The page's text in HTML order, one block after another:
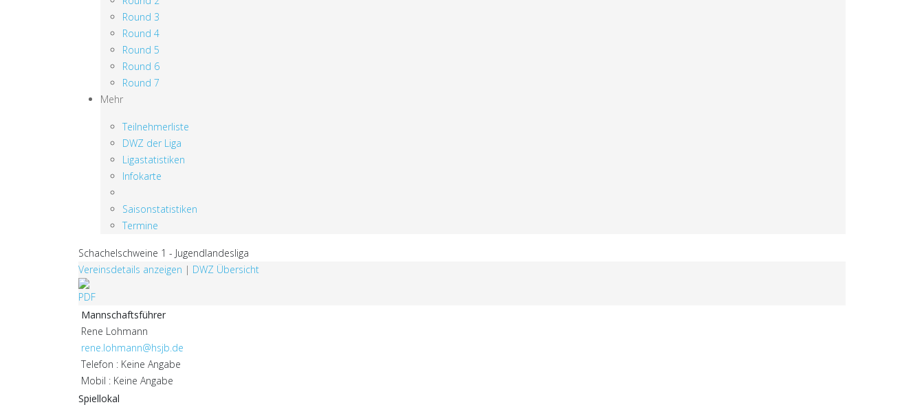
Round 3
Round 4
Round 5
Round 6
Round 7
Mehr
Teilnehmerliste
DWZ der Liga
Ligastatistiken
Infokarte
Saisonstatistiken
Termine
Schachelschweine 1 - Jugendlandesliga
Vereinsdetails anzeigen | DWZ Übersicht
Mannschaftsführer
Rene Lohmann
rene.lohmann@hsjb.de
Telefon : Keine Angabe
Mobil : Keine Angabe
Spiellokal